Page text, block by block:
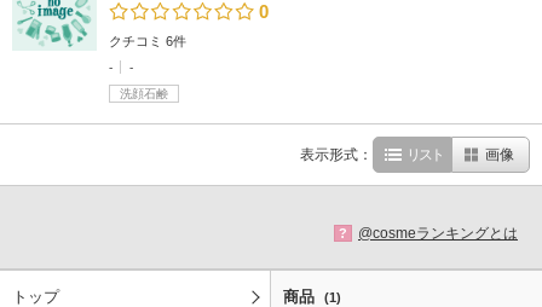
0
クチコミ 6件
-
-
洗顔石鹸
表示形式： リスト 画像
? @cosmeランキングとは
トップ 商品 (1)